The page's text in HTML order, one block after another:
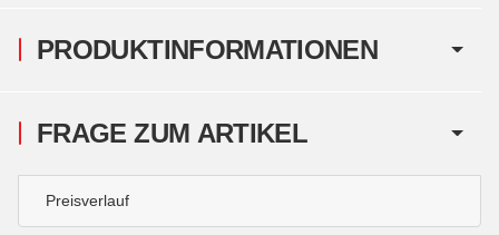
PRODUKTINFORMATIONEN
FRAGE ZUM ARTIKEL
Preisverlauf